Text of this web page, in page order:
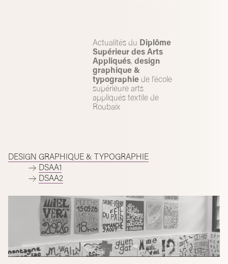
Actualités du Diplôme
Supérieur des Arts
Appliqués,design
graphique &
typographie de l'école
supérieure arts
appliqués textile de
Roubaix
DESIGN GRAPHIQUE & TYPOGRAPHIE
DSAA1
DSAA2